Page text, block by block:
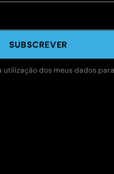
SUBSCREVER
utilização dos meus dados